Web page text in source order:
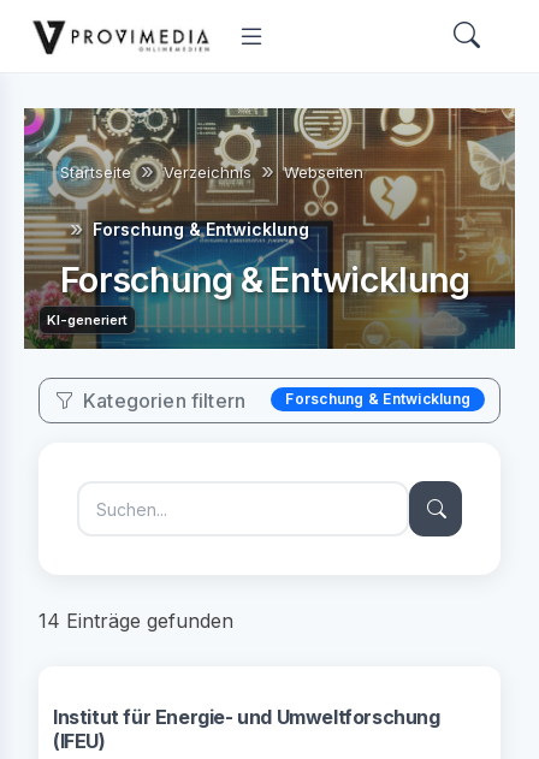
KI-generiert
Startseite Verzeichnis Webseiten
Forschung & Entwicklung
Forschung & Entwicklung
Kategorien filtern Forschung & Entwicklung
14 Einträge gefunden
Institut für Energie- und Umweltforschung
(IFEU)